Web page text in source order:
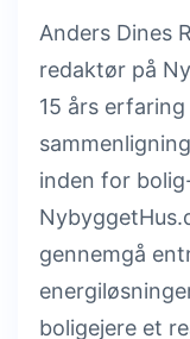
Anders Dines
redaktør på
15 års
inden for
gennemgå
boligejere et